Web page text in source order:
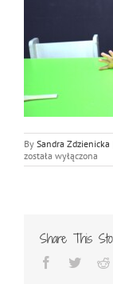
By Sandra Zdzienicka
została wyłączona
Share This
Facebook
Twitter